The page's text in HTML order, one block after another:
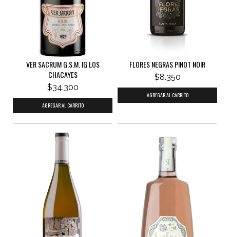
VER SACRUM G.S.M. IG LOS
CHACAYES
$34.300
FLORES NEGRAS PINOT NOIR
$8.350